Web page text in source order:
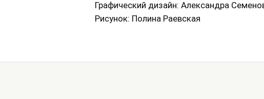
Графический дизайн: Александра
Рисунок: Полина Раевская